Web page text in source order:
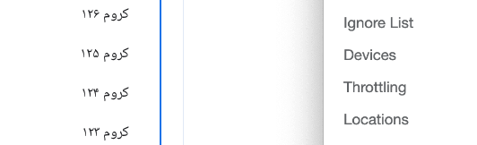
کروم ۱۲۶
کروم ۱۲۵
کروم ۱۲۴
کروم ۱۲۳